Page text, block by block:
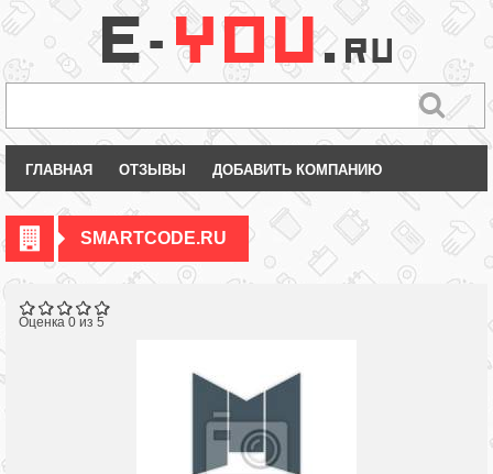
ГЛАВНАЯ ОТЗЫВЫ ДОБАВИТЬ КОМПАНИЮ
SMARTCODE.RU
Оценка 0 из 5